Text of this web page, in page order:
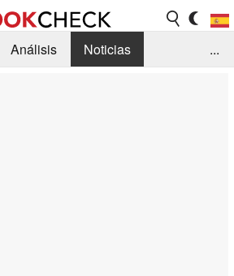
Análisis
Noticias
...